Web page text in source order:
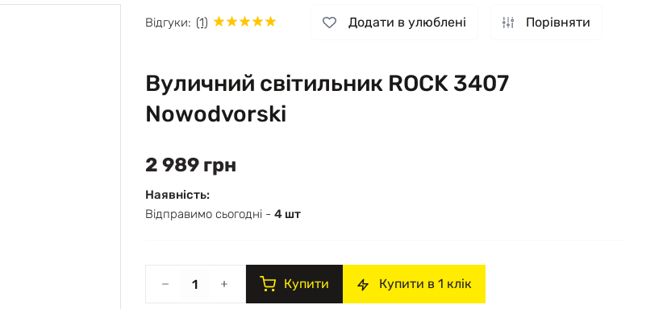
Відгуки: (1) Додати в улюблені Порівняти
Вуличний світильник ROCK 3407
Nowodvorski
2 989 грн
Наявність:
Відправимо сьогодні - 4 шт
Купити Купити в 1 клік